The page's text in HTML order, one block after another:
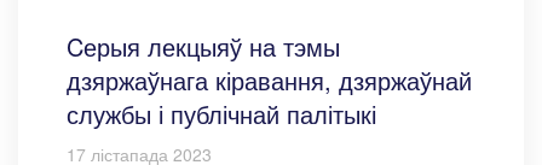
Cерыя лекцыяў на тэмы
дзяржаўнага кіравання, дзяржаўнай
службы і публічнай палітыкі
17 лістапада 2023